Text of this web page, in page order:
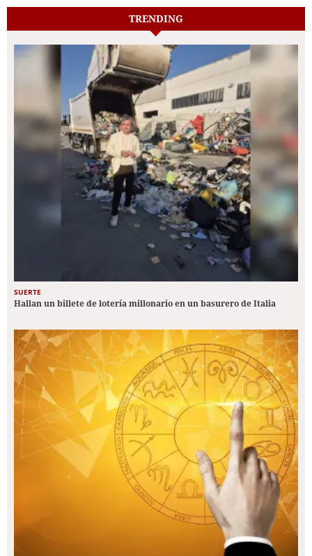
TRENDING
SUERTE
Hallan un billete de lotería millonario en un basurero de Italia